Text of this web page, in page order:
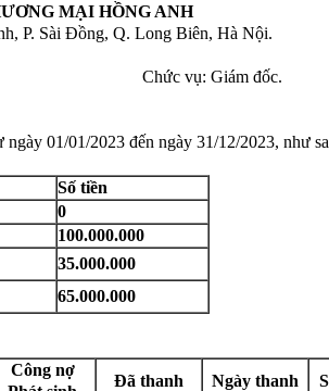
MẠI HỒNG ANH
Sài Đồng, Q. Long Biên, Hà Nội.
Huệ. Chức vụ: Giám đốc.
01/01/2023 đến ngày 31/12/2023, như
Số tiền
0
100.000.000
35.000.000
65.000.000
Công nợ
Đã thanh
Ngày thanh